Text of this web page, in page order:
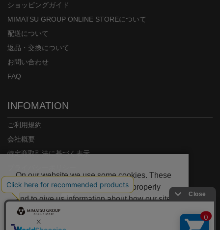
ショッピングガイド
MIMATSU GROUP ONLINE STOREについて
配送について
返品・交換について
お問い合わせ
FAQ
INFOMATION
ご利用規約
会社概要
特定商取引法に基づく表示
On our website we use some cookies. These
are necessary for our site to work properly
and to give us information about how our site
is used.